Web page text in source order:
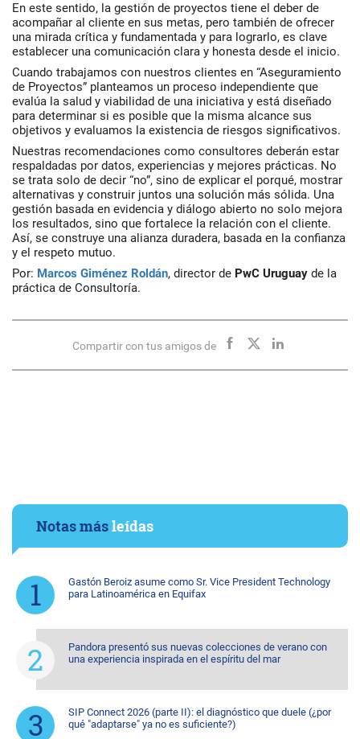
En este sentido, la gestión de proyectos tiene el deber de
acompañar al cliente en sus metas, pero también de ofrecer
una mirada crítica y fundamentada y para lograrlo, es clave
establecer una comunicación clara y honesta desde el inicio.
Cuando trabajamos con nuestros clientes en “Aseguramiento
de Proyectos” planteamos un proceso independiente que
evalúa la salud y viabilidad de una iniciativa y está diseñado
para determinar si es posible que la misma alcance sus
objetivos y evaluamos la existencia de riesgos significativos.
Nuestras recomendaciones como consultores deberán estar
respaldadas por datos, experiencias y mejores prácticas. No
se trata solo de decir “no”, sino de explicar el porqué, mostrar
alternativas y construir juntos una solución más sólida. Una
gestión basada en evidencia y diálogo abierto no solo mejora
los resultados, sino que fortalece la relación con el cliente.
Así, se construye una alianza duradera, basada en la confianza
y el respeto mutuo.
Por: Marcos Giménez Roldán, director de PwC Uruguay de la
práctica de Consultoría.
Compartir con tus amigos de
Notas másleídas
Gastón Beroiz asume como Sr. Vice President Technology
para Latinoamérica en Equifax
Pandora presentó sus nuevas colecciones de verano con
una experiencia inspirada en el espíritu del mar
SIP Connect 2026 (parte II): el diagnóstico que duele (¿por
qué "adaptarse" ya no es suficiente?)